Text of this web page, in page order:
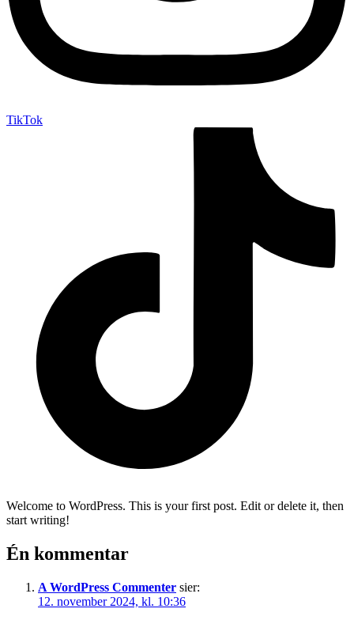
TikTok
Welcome to WordPress. This is your first post. Edit or delete it, then
start writing!
Én kommentar
A WordPress Commenter sier:
12. november 2024, kl. 10:36